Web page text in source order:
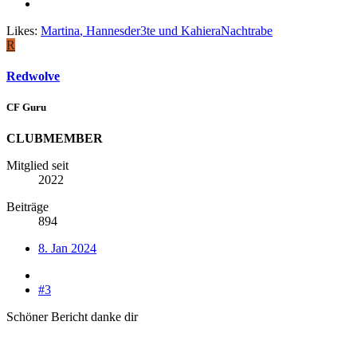
Likes: Martina, Hannesder3te und KahieraNachtrabe
R
Redwolve
CF Guru
CLUBMEMBER
Mitglied seit
2022
Beiträge
894
8. Jan 2024
#3
Schöner Bericht danke dir